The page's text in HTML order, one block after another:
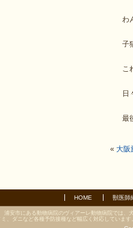
わ
子
こ
日
最
« 大阪
HOME 獣医師
浦安市にある動物病院のヴィアーレ動物病院では、
ミ、ダニなど各種予防接種など幅広く対応していま